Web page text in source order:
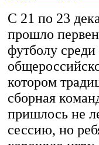
С 21 по 23
прошло
футболу
котором
сборная
пришлось не
сессию, но